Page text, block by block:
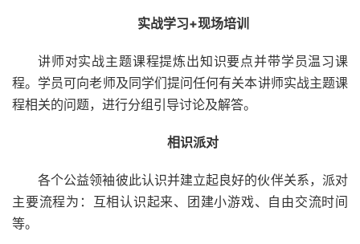
实战学习+现场培训
讲师对实战主题课程提炼出知识要点并带学员温习课
程。学员可向老师及同学们提问任何有关本讲师实战主题课
程相关的问题，进行分组引导讨论及解答。
相识派对
各个公益领袖彼此认识并建立起良好的伙伴关系，派对
主要流程为：互相认识起来、团建小游戏、自由交流时间
等。